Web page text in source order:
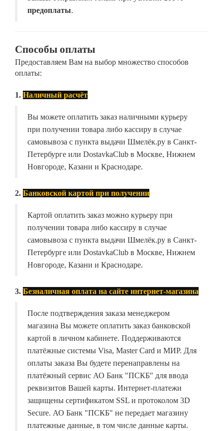
предоплаты.
Способы оплаты
Предоставляем Вам на выбор множество способов
оплаты:
1. Наличный расчёт
Вы можете оплатить заказ наличными курьеру
при получении товара либо кассиру в случае
самовывоза с пункта выдачи Шмелёк.ру в Санкт-
Петербурге или DostavkaClub в Москве, Нижнем
Новгороде, Казани и Краснодаре.
2. Банковской картой при получении
Картой оплатить заказ можно курьеру при
получении товара либо кассиру в случае
самовывоза с пункта выдачи Шмелёк.ру в Санкт-
Петербурге или DostavkaClub в Москве, Нижнем
Новгороде, Казани и Краснодаре.
3. Безналичная оплата на сайте интернет-магазина
После подтверждения заказа менеджером
магазина Вы можете оплатить заказ банковской
картой в личном кабинете. Поддерживаются
платёжные системы Visa, Master Card и МИР. Для
оплаты заказа Вы будете перенаправлены на
платёжный сервис АО Банк "ПСКБ" для ввода
реквизитов Вашей карты. Интернет-платежи
защищены сертификатом SSL и протоколом 3D
Secure. АО Банк "ПСКБ" не передает магазину
платежные данные, в том числе данные карты.